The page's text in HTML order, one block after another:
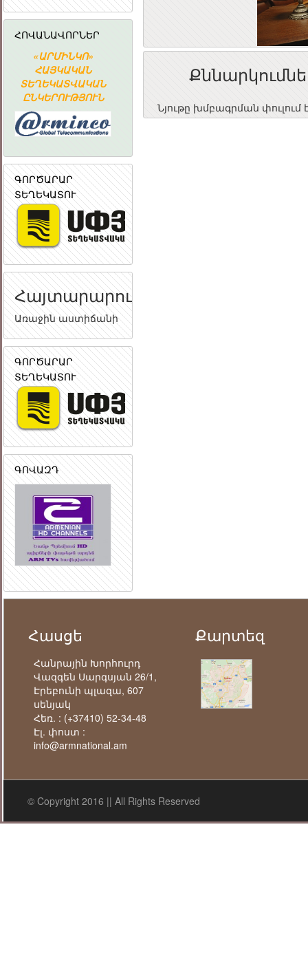
ՀՈՎԱՆԱՎՈՐՆԵՐ
«ԱՐՄԻՆԿՈ»
ՀԱՅԿԱԿԱՆ
ՏԵՂԵԿԱՏՎԱԿԱՆ
ԸՆԿԵՐՈՒԹՅՈՒՆ
Հայաստանի
Ակադեմիական
գիտահետազոտական
ցանց
ԳՈՐԾԱՐԱՐ
ՏԵՂԵԿԱՏՈՒ
Հայտարարություն
Առաջին աստիճանի
ԳՈՐԾԱՐԱՐ
ՏԵՂԵԿԱՏՈՒ
ԳՈՎԱԶԴ
Նյութը խմբագրման փուլում է
Հասցե
Հանրային Խորհուրդ
Վազգեն Սարգսյան 26/1,
Էրեբունի պլազա, 607
սենյակ
Հեռ. : (+37410) 52-34-48
Էլ. փոստ :
info@armnational.am
Քարտեզ
© Copyright 2016 || All Rights Reserved